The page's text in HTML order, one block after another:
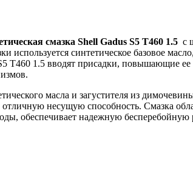
смазка Shell Gadus S5 T460 1.5 с
используется синтетическое базовое
T460 1.5 вводят присадки, повышающие
масла и загустителя из
несущую способность. Смазка
обеспечивает надежную